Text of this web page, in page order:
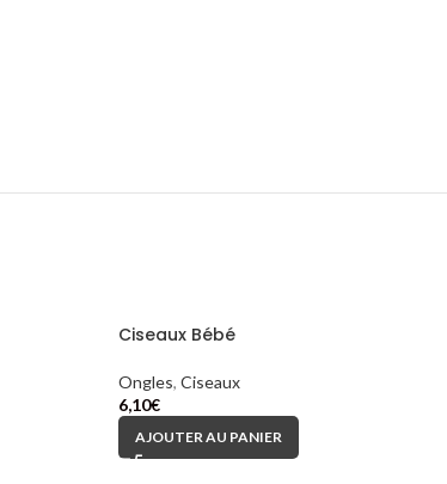
Ciseaux Bébé
Ongles, Ciseaux
6,10€
AJOUTER AU PANIER